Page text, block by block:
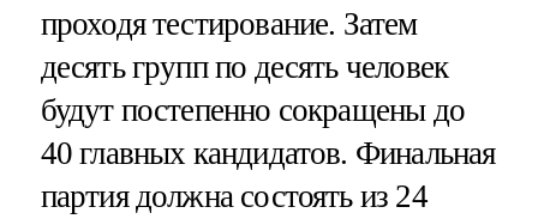
проходя тестирование. Затем
десять групп по десять человек
будут постепенно сокращены до
40 главных кандидатов. Финальная
партия должна состоять из 24